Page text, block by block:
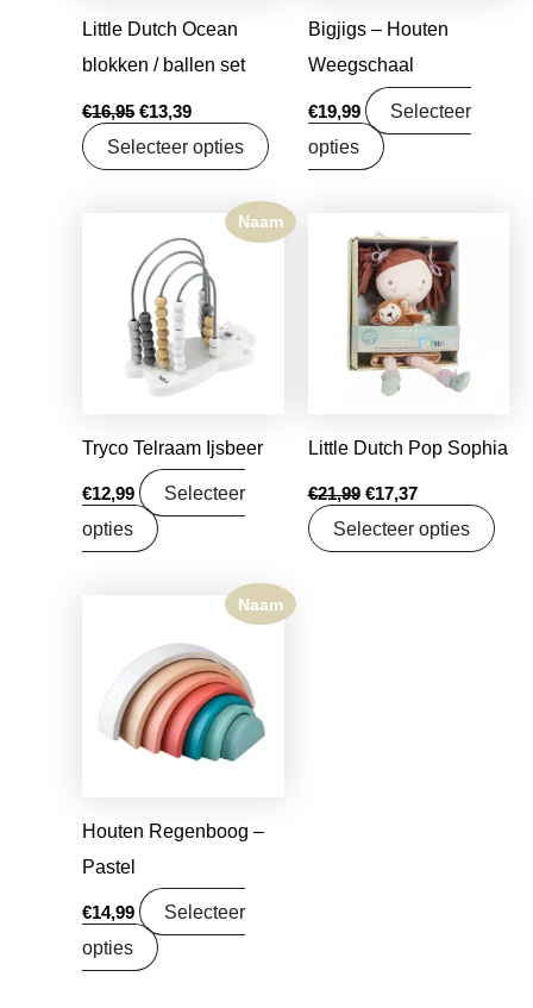
Little Dutch Ocean
blokken / ballen set
€16,95 €13,39
Selecteer opties
Bigjigs – Houten
Weegschaal
€19,99
Selecteer
opties
Naam
Tryco Telraam Ijsbeer
€12,99
Selecteer
opties
Little Dutch Pop Sophia
€21,99
prijs
was:
€21,99.
€17,37
prijs
is:
€17,37.
Selecteer opties
Naam
Houten Regenboog –
Pastel
€14,99
Selecteer
opties